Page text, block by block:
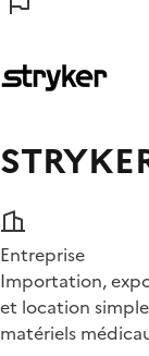
Entreprise
Importation,
et location
matériels